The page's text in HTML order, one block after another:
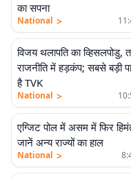
का सपना
National >
विजय थलापति का व्हिसलपोडु,
राजनीति में हड़कंप; सबसे बड़ी
है TVK
National >
एग्जिट पोल में असम में फिर
जानें अन्य राज्यों का हाल
National >